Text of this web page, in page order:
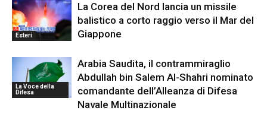
Esteri
La Corea del Nord lancia un missile
balistico a corto raggio verso il Mar del
Giappone
La Voce della
Difesa
Arabia Saudita, il contrammiraglio
Abdullah bin Salem Al-Shahri nominato
comandante dell’Alleanza di Difesa
Navale Multinazionale